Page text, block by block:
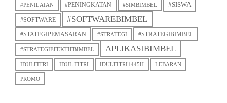
#PENILAIAN #PENINGKATAN #SIMBIMBEL #SISWA
#SOFTWARE #SOFTWAREBIMBEL
#STATEGIPEMASARAN #STRATEGI #STRATEGIBIMBEL
#STRATEGIEFEKTIFBIMBEL APLIKASIBIMBEL
IDULFITRI IDUL FITRI IDULFITRI1445H LEBARAN
PROMO